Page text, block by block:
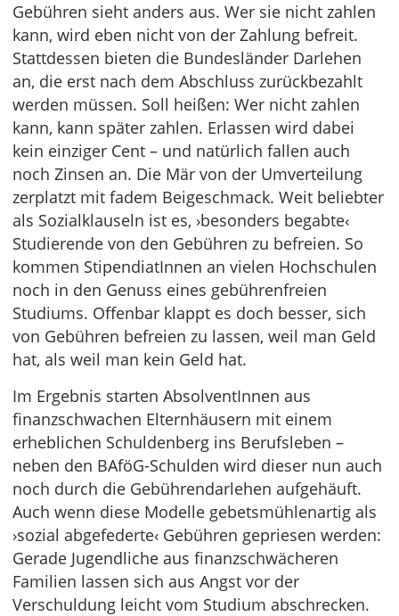
Gebühren sieht anders aus. Wer sie nicht zahlen
kann, wird eben nicht von der Zahlung befreit.
Stattdessen bieten die Bundesländer Darlehen
an, die erst nach dem Abschluss zurückbezahlt
werden müssen. Soll heißen: Wer nicht zahlen
kann, kann später zahlen. Erlassen wird dabei
kein einziger Cent – und natürlich fallen auch
noch Zinsen an. Die Mär von der Umverteilung
zerplatzt mit fadem Beigeschmack. Weit beliebter
als Sozialklauseln ist es, ›besonders begabte‹
Studierende von den Gebühren zu befreien. So
kommen StipendiatInnen an vielen Hochschulen
noch in den Genuss eines gebührenfreien
Studiums. Offenbar klappt es doch besser, sich
von Gebühren befreien zu lassen, weil man Geld
hat, als weil man kein Geld hat.
Im Ergebnis starten AbsolventInnen aus
finanzschwachen Elternhäusern mit einem
erheblichen Schuldenberg ins Berufsleben –
neben den BAföG-Schulden wird dieser nun auch
noch durch die Gebührendarlehen aufgehäuft.
Auch wenn diese Modelle gebetsmühlenartig als
›sozial abgefederte‹ Gebühren gepriesen werden:
Gerade Jugendliche aus finanzschwächeren
Familien lassen sich aus Angst vor der
Verschuldung leicht vom Studium abschrecken.